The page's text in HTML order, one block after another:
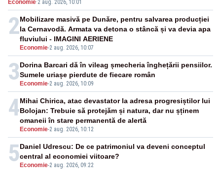
pensii
Economie·2 aug. 2026, 10:01
2
Economie-2 aug. 2026, 10:07
Mobilizare masivă pe Dunăre, pentru salvarea producției
la Cernavodă. Armata va detona o stâncă și va devia apa
fluviului - IMAGINI AERIENE
3 Economie-2 aug. 2026, 10:09
Dorina Barcari dă în vileag șmecheria înghețării pensiilor.
Sumele uriașe pierdute de fiecare român
4
Economie-2 aug. 2026, 10:12
Mihai Chirica, atac devastator la adresa progresiștilor lui
Bolojan: Trebuie să protejăm și natura, dar nu șținem
omaneii în stare permanentă de alertă
5 Economie-2 aug. 2026, 09:22
Daniel Udrescu: De ce patrimoniul va deveni conceptul
central al economiei viitoare?